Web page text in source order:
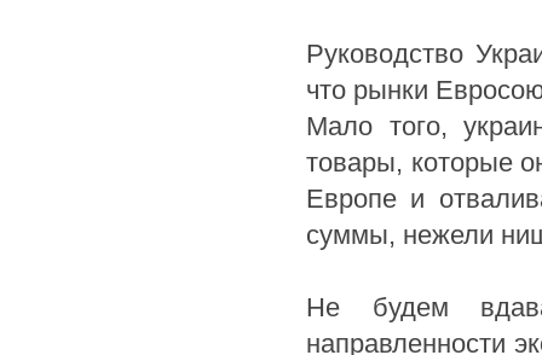
Руководство
что рынки
Мало того,
товары, которые
Европе и
суммы, нежели
Не будем
направленности